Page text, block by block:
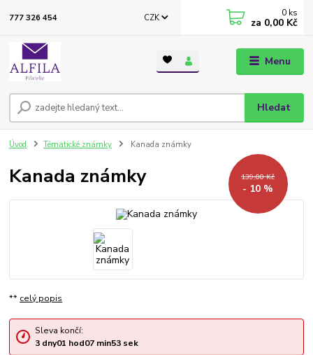
Menu
CZK
Hledat
777 326 454 0 ks
za 0,00 Kč
Úvod Tématické známky Kanada známky
Kanada známky 139,00 Kč
- 10 %
** celý popis
Sleva končí:
3 dny01 hod07min53sek